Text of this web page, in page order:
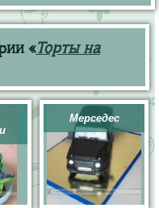
«Торты на
Мерседес